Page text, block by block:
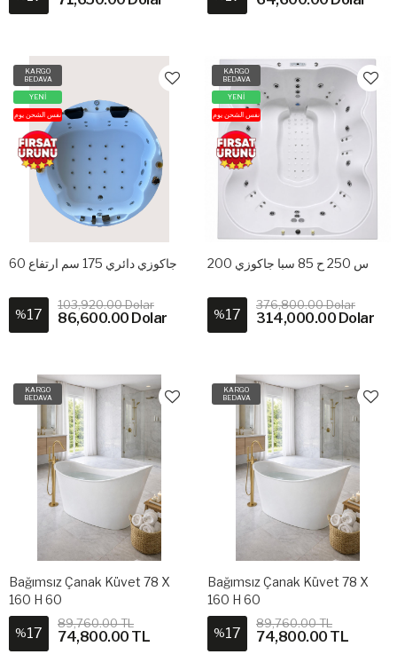
KARGO
BEDAVA
YENİ
نفس الشحن يوم
جاكوزي دائري 175 سم ارتفاع 60
%17
103,920.00 Dolar
86,600.00 Dolar
KARGO
BEDAVA
YENİ
نفس الشحن يوم
200 س 250 ح 85 سبا جاكوزي
%17
376,800.00 Dolar
314,000.00 Dolar
KARGO
BEDAVA
Bağımsız Çanak Küvet 78 X
160 H 60
%17
89,760.00 TL
74,800.00 TL
KARGO
BEDAVA
Bağımsız Çanak Küvet 78 X
160 H 60
%17
89,760.00 TL
74,800.00 TL